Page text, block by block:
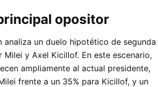
opositor
analiza un duelo hipotético de segunda
Milei y Axel Kicillof. En este escenario,
ampliamente al actual presidente,
frente a un 35% para Kicillof, y un